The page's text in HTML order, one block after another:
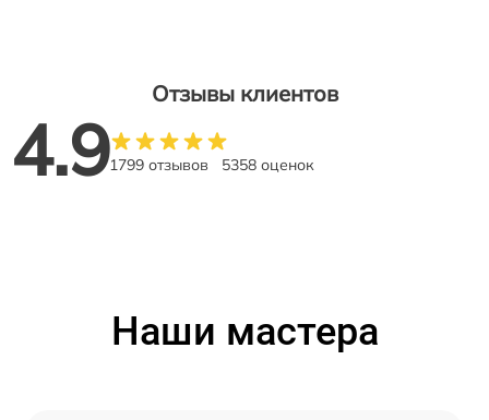
Отзывы клиентов
4.91799 отзывов 5358 оценок
Наши мастера